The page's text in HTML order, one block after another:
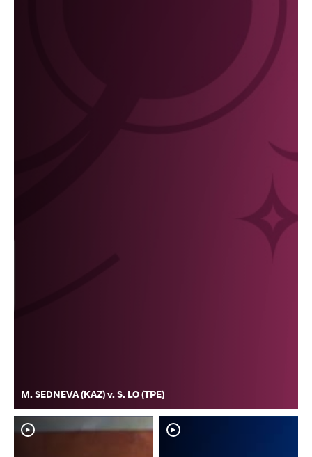
M. SEDNEVA (KAZ) v. S. LO (TPE)